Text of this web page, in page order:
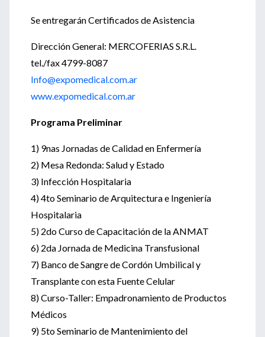
Se entregarán Certificados de Asistencia
Dirección General: MERCOFERIAS S.R.L.
tel./fax 4799-8087
Info@expomedical.com.ar
www.expomedical.com.ar
Programa Preliminar
1) 9nas Jornadas de Calidad en Enfermería
2) Mesa Redonda: Salud y Estado
3) Infección Hospitalaria
4) 4to Seminario de Arquitectura e Ingeniería
Hospitalaria
5) 2do Curso de Capacitación de la ANMAT
6) 2da Jornada de Medicina Transfusional
7) Banco de Sangre de Cordón Umbilical y
Transplante con esta Fuente Celular
8) Curso-Taller: Empadronamiento de Productos
Médicos
9) 5to Seminario de Mantenimiento del